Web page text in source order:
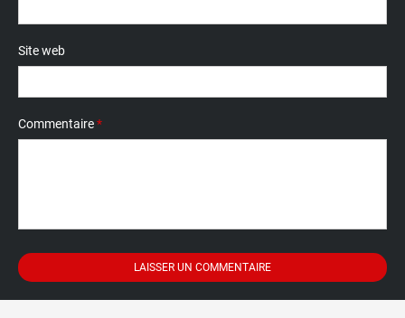
Site web
Commentaire*